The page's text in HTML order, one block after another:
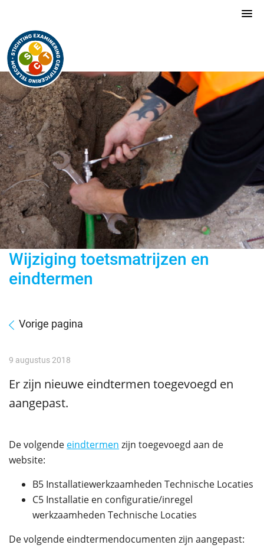
Wijziging toetsmatrijzen en
eindtermen
Vorige pagina
9 augustus 2018
Er zijn nieuwe eindtermen toegevoegd en
aangepast.
De volgende eindtermen zijn toegevoegd aan de
website:
B5 Installatiewerkzaamheden Technische Locaties
C5 Installatie en configuratie/inregel
werkzaamheden Technische Locaties
De volgende eindtermendocumenten zijn aangepast: